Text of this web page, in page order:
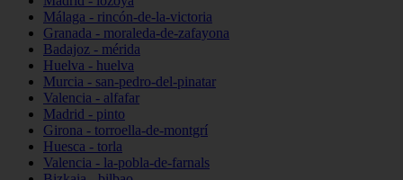
Málaga - rincón-de-la-victoria
Granada - moraleda-de-zafayona
Badajoz - mérida
Huelva - huelva
Murcia - san-pedro-del-pinatar
Valencia - alfafar
Madrid - pinto
Girona - torroella-de-montgrí
Huesca - torla
Valencia - la-pobla-de-farnals